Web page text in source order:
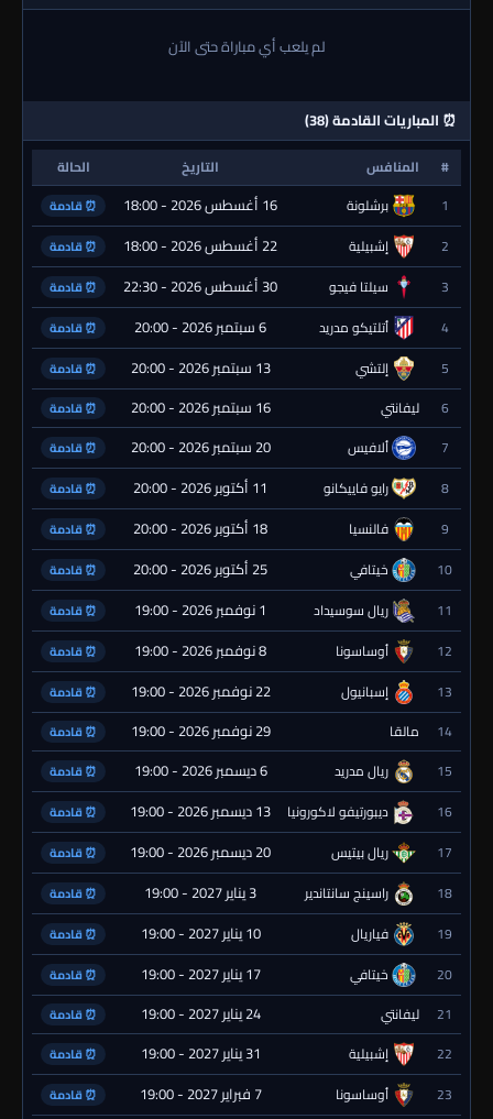
لم يلعب أي مباراة حتى الآن
⏰ المباريات القادمة (38)
# المنافس التاريخ
الحالة
1
برشلونة 16 أغسطس 2026 - 18:00 ⏰ قادمة
2 إشبيلية 22 أغسطس 2026 - 18:00 ⏰ قادمة
3 سيلتا فيجو 30 أغسطس 2026 - 22:30 ⏰ قادمة
4 أتلتيكو مدريد 6 سبتمبر 2026 - 20:00 ⏰ قادمة
5 إلتشي 13 سبتمبر 2026 - 20:00 ⏰ قادمة
6 ليفانتي 16 سبتمبر 2026 - 20:00 ⏰ قادمة
7 ألافيس 20 سبتمبر 2026 - 20:00 ⏰ قادمة
8 رايو فاييكانو 11 أكتوبر 2026 - 20:00 ⏰ قادمة
9 فالنسيا 18 أكتوبر 2026 - 20:00 ⏰ قادمة
10 خيتافي 25 أكتوبر 2026 - 20:00 ⏰ قادمة
11 ريال سوسيداد 1 نوفمبر 2026 - 19:00 ⏰ قادمة
12 أوساسونا 8 نوفمبر 2026 - 19:00 ⏰ قادمة
13 إسبانيول 22 نوفمبر 2026 - 19:00 ⏰ قادمة
14 مالقا 29 نوفمبر 2026 - 19:00 ⏰ قادمة
15 ريال مدريد 6 ديسمبر 2026 - 19:00 ⏰ قادمة
16 ديبورتيفو لاكورونيا 13 ديسمبر 2026 - 19:00 ⏰ قادمة
17 ريال بيتيس 20 ديسمبر 2026 - 19:00 ⏰ قادمة
18 راسينج سانتاندير 3 يناير 2027 - 19:00 ⏰ قادمة
19 فياريال 10 يناير 2027 - 19:00 ⏰ قادمة
20 خيتافي 17 يناير 2027 - 19:00 ⏰ قادمة
21 ليفانتي 24 يناير 2027 - 19:00 ⏰ قادمة
22 إشبيلية 31 يناير 2027 - 19:00 ⏰ قادمة
23 أوساسونا 7 فبراير 2027 - 19:00 ⏰ قادمة